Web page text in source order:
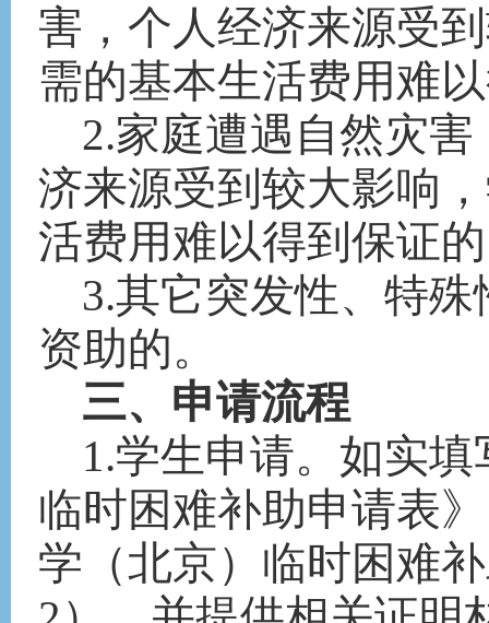
害，个人经济来源受
需的基本生活费用难
2.家庭遭遇自然灾
济来源受到较大影响
活费用难以得到保证
3.其它突发性、特
资助的。
三、申请流程
1.学生申请。如实
临时困难补助申请表
学（北京）临时困难